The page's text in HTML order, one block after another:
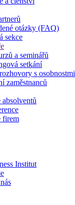
otázky (FAQ)
sekce
a seminářů
setkání
s osobnostmi
zaměstnanců
absolventů
firem
Institut